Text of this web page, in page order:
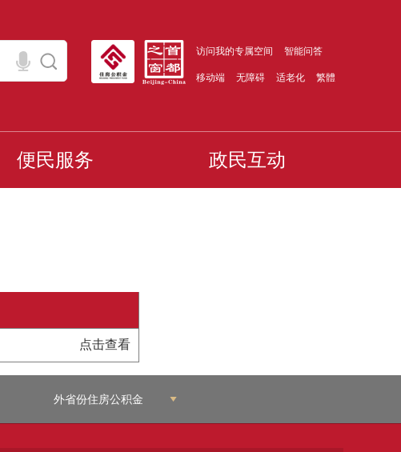
访问我的专属空间 智能问答
移动端 无障碍 适老化 繁體
便民服务 政民互动
点击查看
外省份住房公积金